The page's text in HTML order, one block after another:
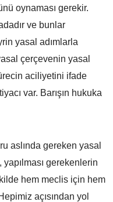
oynaması gerekir.
ve bunlar
yasal adımlarla
çerçevenin yasal
aciliyetini ifade
var. Barışın hukuka
aslında gereken yasal
yapılması gerekenlerin
hem meclis için hem
açısından yol